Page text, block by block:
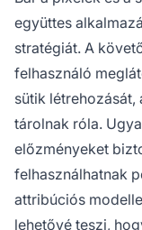
együttes
stratégiát. A
felhasználó
sütik
tárolnak róla.
előzményeket
felhasználhatnak
attribúciós
lehetővé teszi,